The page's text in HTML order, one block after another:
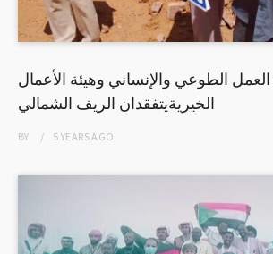
الطوعي والإنساني وهيئة الأعمال
الخيريةيتفقدان الريف الشمالي
BY 5 YEARSAGO